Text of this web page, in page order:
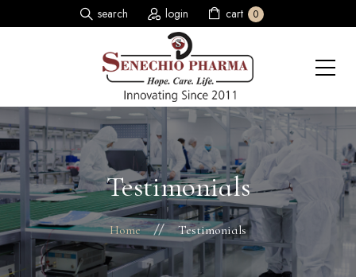
search login cart 0
Testimonials
Home Testimonials